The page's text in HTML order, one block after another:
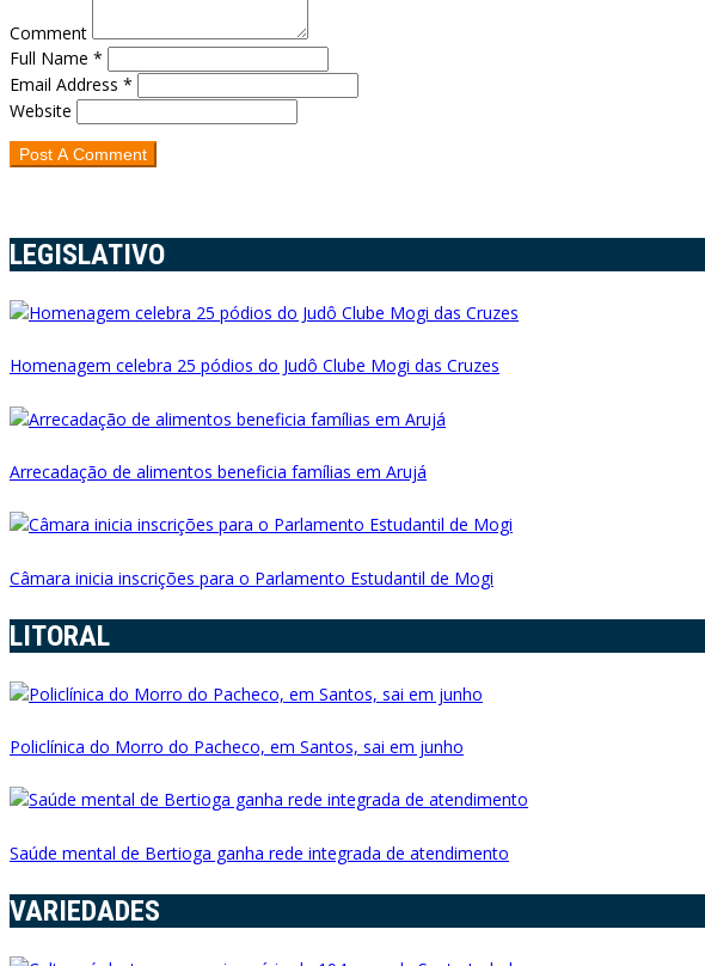
Comment
Full Name *
Email Address *
Website
LEGISLATIVO
Homenagem celebra 25 pódios do Judô Clube Mogi das Cruzes
Arrecadação de alimentos beneficia famílias em Arujá
Câmara inicia inscrições para o Parlamento Estudantil de Mogi
LITORAL
Policlínica do Morro do Pacheco, em Santos, sai em junho
Saúde mental de Bertioga ganha rede integrada de atendimento
VARIEDADES